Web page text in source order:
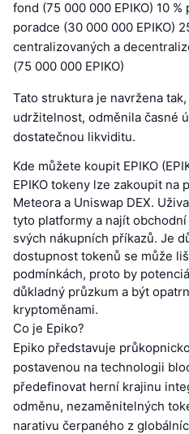
fond (75 000 000 EPIKO) 10
poradce (30 000 000 EPIKO)
centralizovaných a
(75 000 000 EPIKO)
Tato struktura je navržena
udržitelnost, odměnila časné
dostatečnou likviditu.
Kde můžete koupit EPIKO
EPIKO tokeny lze zakoupit na
Meteora a Uniswap DEX.
tyto platformy a najít obchodní
svých nákupních příkazů. Je
dostupnost tokenů se může
podmínkách, proto by
důkladný průzkum a být
kryptoměnami.
Co je Epiko?
Epiko představuje
postavenou na technologii
předefinovat herní krajinu
odměnu, nezaměnitelných
narativu čerpaného z